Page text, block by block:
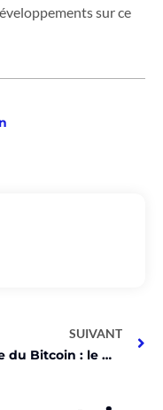
sur ce
SUIVANT
Chute du Bitcoin : le Moyen-Orient s’embrase !